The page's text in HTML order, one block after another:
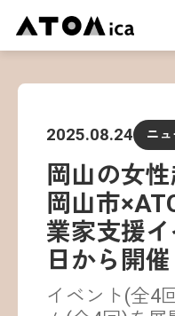
運
2025.08.24 ニ
岡山の女
岡山市
業家支援
日から開催
イベント(全4